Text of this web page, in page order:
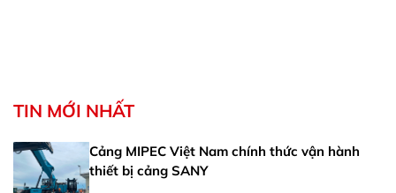
TIN MỚI NHẤT
Cảng MIPEC Việt Nam chính thức vận hành
thiết bị cảng SANY